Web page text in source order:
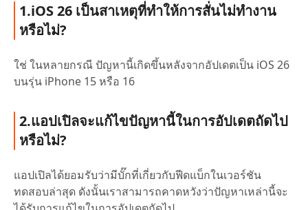
1.iOS 26 เป็นสาเหตุที่ทำให้การสั่นไม่ทำงาน
หรือไม่?
ใช่ ในหลายกรณี ปัญหานี้เกิดขึ้นหลังจากอัปเดตเป็น iOS 26
บนรุ่น iPhone 15 หรือ 16
2.แอปเปิลจะแก้ไขปัญหานี้ในการอัปเดตถัดไป
หรือไม่?
แอปเปิลได้ยอมรับว่ามีบั๊กที่เกี่ยวกับฟีดแบ็กในเวอร์ชัน
ทดสอบล่าสุด ดังนั้นเราสามารถคาดหวังว่าปัญหาเหล่านี้จะ